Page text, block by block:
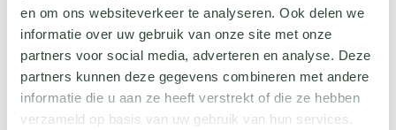
en om ons websiteverkeer te analyseren. Ook delen we
informatie over uw gebruik van onze site met onze
partners voor social media, adverteren en analyse. Deze
partners kunnen deze gegevens combineren met andere
informatie die u aan ze heeft verstrekt of die ze hebben
verzameld op basis van uw gebruik van hun services.